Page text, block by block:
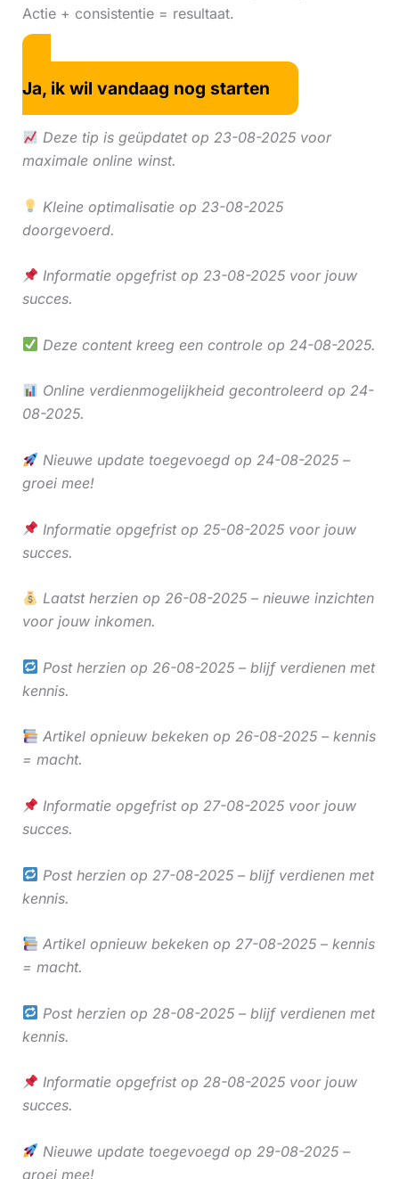
Actie + consistentie = resultaat.
Ja, ik wil vandaag nog starten
Deze tip is geüpdatet op 23-08-2025 voor
maximale online winst.
Kleine optimalisatie op 23-08-2025
doorgevoerd.
Informatie opgefrist op 23-08-2025 voor jouw
succes.
Deze content kreeg een controle op 24-08-2025.
Online verdienmogelijkheid gecontroleerd op 24-
08-2025.
Nieuwe update toegevoegd op 24-08-2025 –
groei mee!
Informatie opgefrist op 25-08-2025 voor jouw
succes.
Laatst herzien op 26-08-2025 – nieuwe inzichten
voor jouw inkomen.
Post herzien op 26-08-2025 – blijf verdienen met
kennis.
Artikel opnieuw bekeken op 26-08-2025 – kennis
= macht.
Informatie opgefrist op 27-08-2025 voor jouw
succes.
Post herzien op 27-08-2025 – blijf verdienen met
kennis.
Artikel opnieuw bekeken op 27-08-2025 – kennis
= macht.
Post herzien op 28-08-2025 – blijf verdienen met
kennis.
Informatie opgefrist op 28-08-2025 voor jouw
succes.
Nieuwe update toegevoegd op 29-08-2025 –
groei mee!